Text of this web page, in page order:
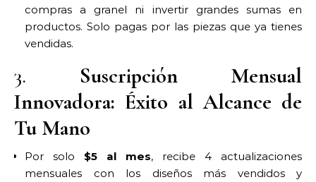
compras a granel ni invertir grandes sumas en
productos. Solo pagas por las piezas que ya tienes
vendidas.
3. Suscripción Mensual
Innovadora: Éxito al Alcance de
Tu Mano
Por solo $5 al mes, recibe 4 actualizaciones
mensuales con los diseños más vendidos y